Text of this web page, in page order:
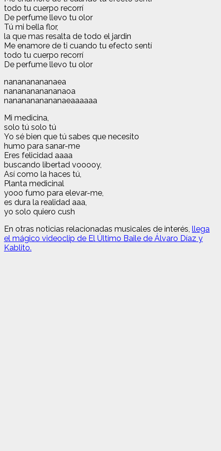
todo tu cuerpo recorrí
De perfume llevo tu olor
Tú mi bella flor,
la que mas resalta de todo el jardin
Me enamore de ti cuando tu efecto sentí
todo tu cuerpo recorrí
De perfume llevo tu olor
nanananananaea
nananananananaoa
nananananananaeaaaaaa
Mi medicina,
solo tú solo tú
Yo sé bien que tú sabes que necesito
humo para sanar-me
Eres felicidad aaaa
buscando libertad vooooy,
Así como la haces tú,
Planta medicinal
yooo fumo para elevar-me,
es dura la realidad aaa,
yo solo quiero cush
En otras noticias relacionadas musicales de interés, llega
el mágico videoclip de El Último Baile de Álvaro Díaz y
Kablito.